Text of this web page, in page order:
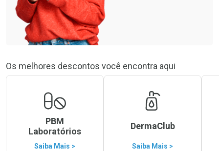
Os melhores descontos você encontra aqui
PBM
Laboratórios
Saiba Mais >
DermaClub
Saiba Mais >